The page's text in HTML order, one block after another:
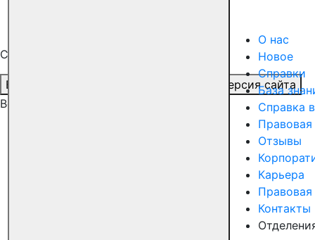
О нас
Новое
Справки
База
Справка
Отзывы
Карьера
Контакты
Специальные возможности
Версия для слабовидящих
Обычная версия сайта
Все клиники